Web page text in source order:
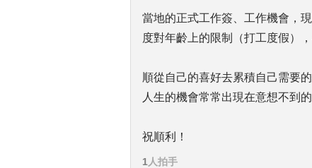
當地的正式工作簽、工作機會，
度對年齡上的限制（打工度假）
順從自己的喜好去累積自己需要
人生的機會常常出現在意想不到
祝順利！
1 人拍手